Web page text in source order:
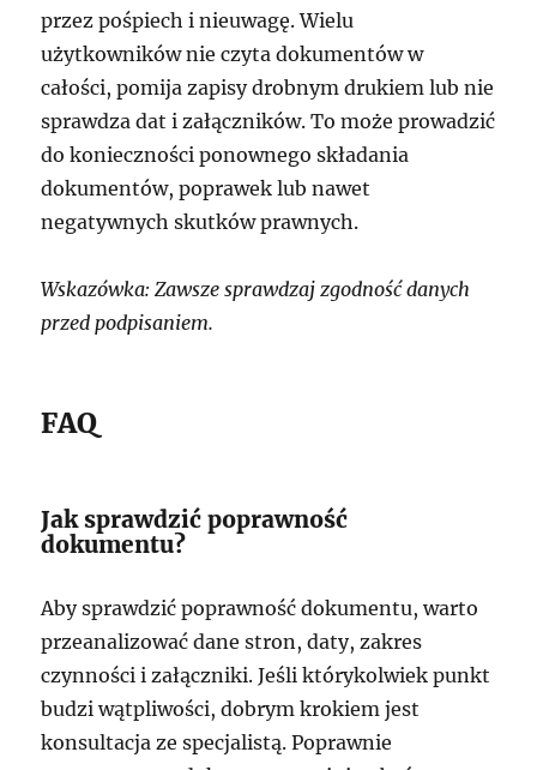
przez pośpiech i nieuwagę. Wielu
użytkowników nie czyta dokumentów w
całości, pomija zapisy drobnym drukiem lub nie
sprawdza dat i załączników. To może prowadzić
do konieczności ponownego składania
dokumentów, poprawek lub nawet
negatywnych skutków prawnych.
Wskazówka: Zawsze sprawdzaj zgodność danych
przed podpisaniem.
FAQ
Jak sprawdzić poprawność
dokumentu?
Aby sprawdzić poprawność dokumentu, warto
przeanalizować dane stron, daty, zakres
czynności i załączniki. Jeśli którykolwiek punkt
budzi wątpliwości, dobrym krokiem jest
konsultacja ze specjalistą. Poprawnie